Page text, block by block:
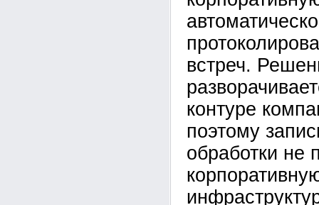
встреч.
контуре
поэтому
обработки не